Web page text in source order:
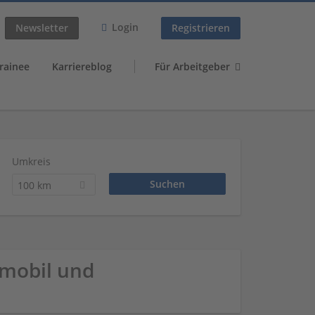
Newsletter Login Registrieren
Karriereblog Für Arbeitgeber
Umkreis
100 km
und